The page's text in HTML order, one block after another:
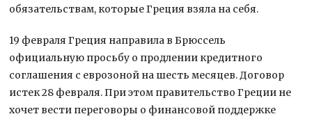
обязательствам, которые Греция взяла на себя.
19 февраля Греция направила в Брюссель
официальную просьбу о продлении кредитного
соглашения с еврозоной на шесть месяцев. Договор
истек 28 февраля. При этом правительство Греции не
хочет вести переговоры о финансовой поддержке